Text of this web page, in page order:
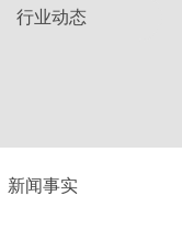
行业动态
新闻事实